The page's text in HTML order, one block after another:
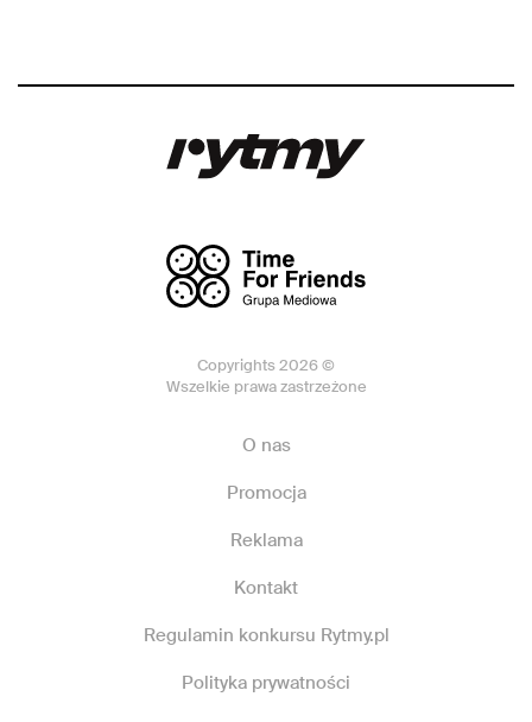
Copyrights 2026 ©
Wszelkie prawa zastrzeżone
O nas
Promocja
Reklama
Kontakt
Regulamin konkursu Rytmy.pl
Polityka prywatności